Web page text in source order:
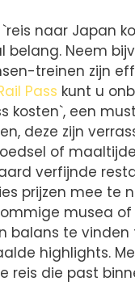
naar Japan
belang. Neem
treinen zijn
Pass kunt u
kosten`, een
deze zijn
of
verfijnde
prijzen mee te
musea
balans te
highlights.
reis die past